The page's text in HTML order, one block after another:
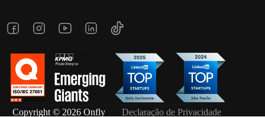
Copyright © 2026 Onfly Declaração de Privacidade